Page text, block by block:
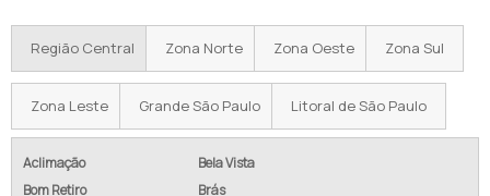
CERCA ESPIRAL PREÇO
CONCERTINA PIRACICABA
Região Central Zona Norte Zona Oeste Zona Sul
Zona Leste Grande São Paulo Litoral de São Paulo
Aclimação
Bela Vista
Bom Retiro
Brás